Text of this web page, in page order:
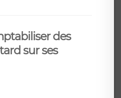
des
sur ses